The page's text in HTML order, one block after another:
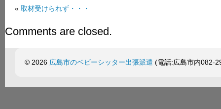
« 取材受けられず・・・
Comments are closed.
© 2026 広島市のベビーシッター出張派遣 (電話:広島市内082-